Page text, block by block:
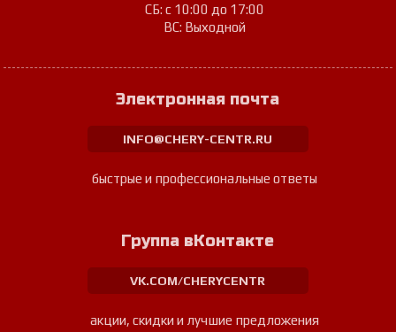
СБ: с 10:00 до 17:00
ВС: Выходной
Электронная почта
INFO@CHERY-CENTR.RU
быстрые и профессиональные ответы
Группа вКонтакте
VK.COM/CHERYCENTR
акции, скидки и лучшие предложения